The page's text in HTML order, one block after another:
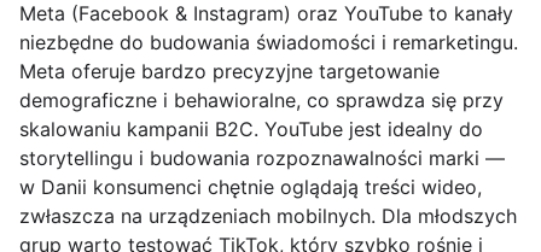
Meta (Facebook & Instagram) oraz YouTube to kanały
niezbędne do budowania świadomości i remarketingu.
Meta oferuje bardzo precyzyjne targetowanie
demograficzne i behawioralne, co sprawdza się przy
skalowaniu kampanii B2C. YouTube jest idealny do
storytellingu i budowania rozpoznawalności marki —
w Danii konsumenci chętnie oglądają treści wideo,
zwłaszcza na urządzeniach mobilnych. Dla młodszych
grup warto testować TikTok, który szybko rośnie i